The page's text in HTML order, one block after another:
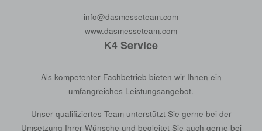
info@dasmesseteam.com
www.dasmesseteam.com
K4 Service
Als kompetenter Fachbetrieb bieten wir Ihnen ein
umfangreiches Leistungsangebot.
Unser qualifiziertes Team unterstützt Sie gerne bei der
Umsetzung Ihrer Wünsche und begleitet Sie auch gerne bei